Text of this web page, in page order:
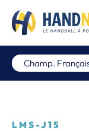
Champ.
LMS-J15